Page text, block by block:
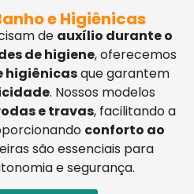
e Higiênicas
de auxílio durante o
de higiene, oferecemos
higiênicasque garantem
. Nossos modelos
e travas, facilitando a
conforto ao
são essenciais para
e segurança.